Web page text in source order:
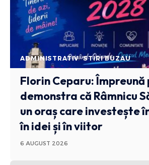
ADMINISTRATIV STIRI BUZAU
Florin Ceparu: Împreună
demonstra că Râmnicu
un oraș care investește
în idei și în viitor
6 AUGUST 2026